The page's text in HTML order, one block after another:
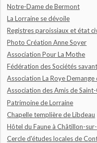
Notre-Dame de Bermont
La Lorraine se dévoile
Registres paroissiaux et état
Photo Création Anne Soyer
Association Pour La Mothe
Fédération des Sociétés
Association La Roye Demange
Association des Amis de
Patrimoine de Lorraine
Chapelle templière de Libdeau
Hôtel du Faune à Châtillon-
Cercle d'études locales de